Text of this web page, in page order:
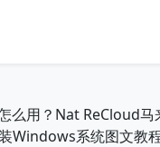
么用？Nat ReCloud马
Windows系统图文教